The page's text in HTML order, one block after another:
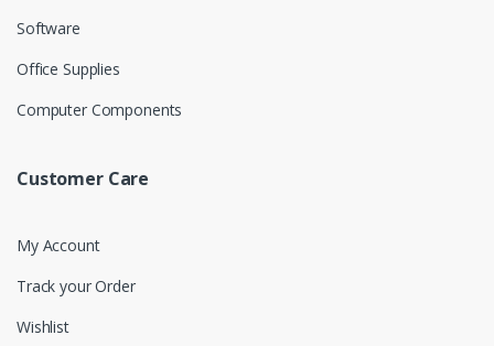
Software
Office Supplies
Computer Components
Customer Care
My Account
Track your Order
Wishlist